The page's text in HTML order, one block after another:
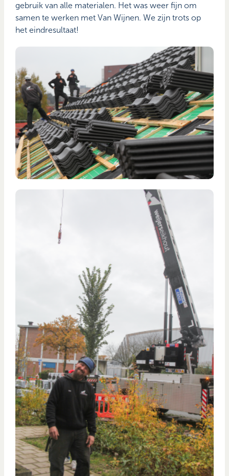
gebruik van alle materialen. Het was weer fijn om
samen te werken met Van Wijnen. We zijn trots op
het eindresultaat!